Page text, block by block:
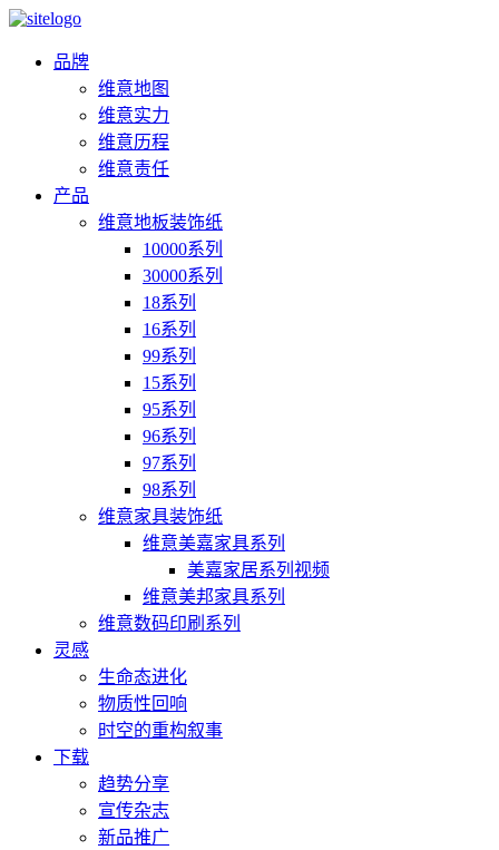
品牌
维意地图
维意实力
维意历程
维意责任
产品
维意地板装饰纸
10000系列
30000系列
18系列
16系列
99系列
15系列
95系列
96系列
97系列
98系列
维意家具装饰纸
维意美嘉家具系列
美嘉家居系列视频
维意美邦家具系列
维意数码印刷系列
灵感
生命态进化
物质性回响
时空的重构叙事
下载
趋势分享
宣传杂志
新品推广